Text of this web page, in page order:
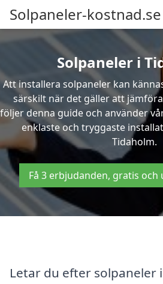
Solpaneler-kostnad.se
Solpaneler i
Att installera solpaneler kan
särskilt när det gäller att
följer denna guide och använder
enklaste och tryggaste
Tidaholm.
Få 3 erbjudanden, gratis
Letar du efter solpaneler